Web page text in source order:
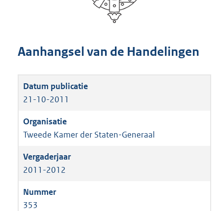
Aanhangsel van de Handelingen
21-10-2011
Tweede Kamer der Staten-Generaal
2011-2012
353